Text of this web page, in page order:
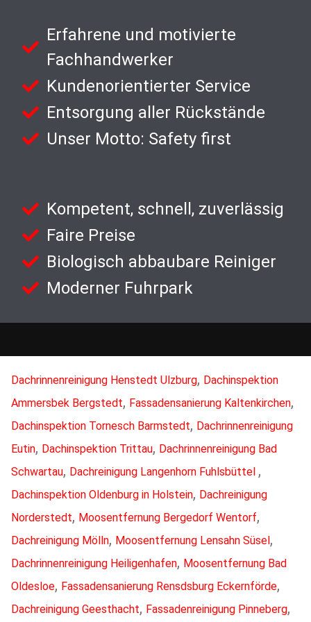
Erfahrene und motivierte
Fachhandwerker
Kundenorientierter Service
Entsorgung aller Rückstände
Unser Motto: Safety first
Kompetent, schnell, zuverlässig
Faire Preise
Biologisch abbaubare Reiniger
Moderner Fuhrpark
Dachrinnenreinigung Henstedt Ulzburg, Dachinspektion
Ammersbek Bergstedt, Fassadensanierung Kaltenkirchen,
Dachinspektion Tornesch Barmstedt, Dachrinnenreinigung
Eutin, Dachinspektion Trittau, Dachrinnenreinigung Bad
Schwartau, Dachreinigung Langenhorn Fuhlsbüttel ,
Dachinspektion Oldenburg in Holstein, Dachreinigung
Norderstedt, Moosentfernung Bergedorf Wentorf,
Dachreinigung Mölln, Moosentfernung Lensahn Süsel,
Dachrinnenreinigung Heiligenhafen, Moosentfernung Bad
Oldesloe, Fassadensanierung Rensdsburg Eckernförde,
Dachreinigung Geesthacht, Fassadenreinigung Pinneberg,